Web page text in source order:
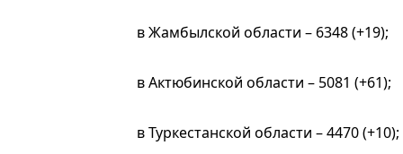
в Жамбылской области – 6348 (+19);
в Актюбинской области – 5081 (+61);
в Туркестанской области – 4470 (+10);